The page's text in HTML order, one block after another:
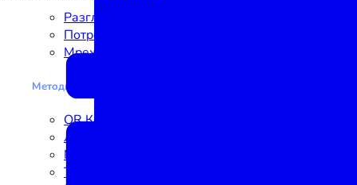
Разгледайте Платформата
Потребителски сценарии
Мрежа
Методи
QR Код
Линк
NFC
Текст